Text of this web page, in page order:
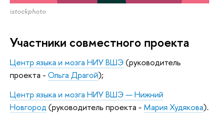
istockphoto
Участники совместного проекта
Центр языка и мозга НИУ ВШЭ (руководитель
проекта - Ольга Драгой);
Центр языка и мозга НИУ ВШЭ — Нижний
Новгород (руководитель проекта - Мария Худякова).